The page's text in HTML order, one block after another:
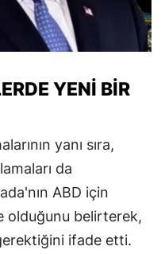
YENI BIR
yanı sıra,
da
ABD için
olduğunu belirterek,
ifade etti.